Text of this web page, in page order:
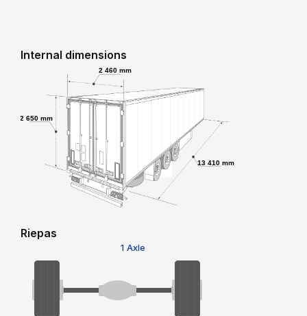
Internal dimensions
2 460 mm
2 650 mm
13 410 mm
Riepas
1 Axle